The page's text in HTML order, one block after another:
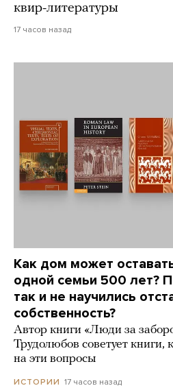
квир-литературы
17 часов назад
Как дом может
одной семьи 500 лет?
так и не научились
собственность?
Автор книги «Люди за
Трудолюбов советует книги,
на эти вопросы
ИСТОРИИ 17 часов назад